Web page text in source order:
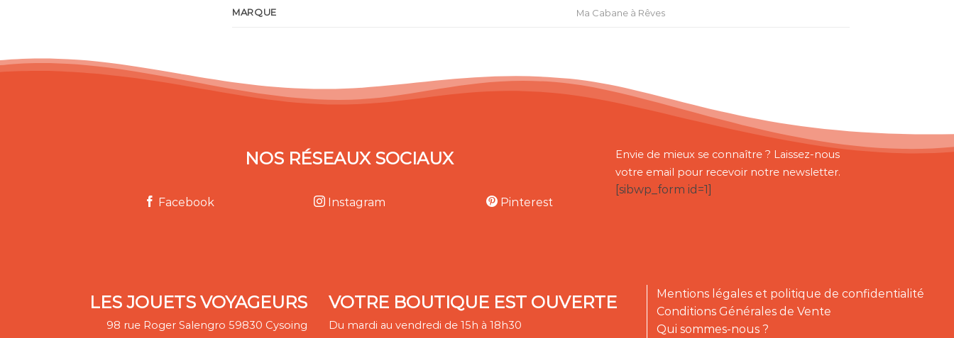
MARQUE Ma Cabane à Rêves
NOS RÉSEAUX SOCIAUX
Facebook Instagram Pinterest
Envie de mieux se connaître ? Laissez-nous
votre email pour recevoir notre newsletter.
[sibwp_form id=1]
LES JOUETS VOYAGEURS
98 rue Roger Salengro 59830 Cysoing
VOTRE BOUTIQUE EST OUVERTE
Du mardi au vendredi de 15h à 18h30
Mentions légales et politique de confidentialité
Conditions Générales de Vente
Qui sommes-nous ?